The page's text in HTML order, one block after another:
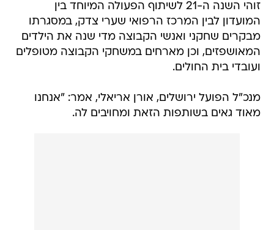
זוהי השנה ה-21 לשיתוף הפעולה המיוחד בין
המועדון לבין המרכז הרפואי שערי צדק, במסגרתו
מבקרים שחקני ואנשי הקבוצה מדי שנה את הילדים
המאושפזים, וכן מארחים במשחקי הקבוצה מטופלים
ועובדי בית החולים.
מנכ"ל הפועל ירושלים, אורן אריאלי, אמר: "אנחנו
מאוד גאים בשותפות הזאת ומחויבים לה.